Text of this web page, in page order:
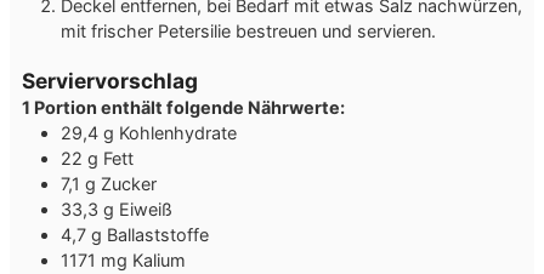
Deckel entfernen, bei Bedarf mit etwas Salz nachwürzen,
mit frischer Petersilie bestreuen und servieren.
Serviervorschlag
1 Portion enthält folgende Nährwerte:
29,4 g Kohlenhydrate
22 g Fett
7,1 g Zucker
33,3 g Eiweiß
4,7 g Ballaststoffe
1171 mg Kalium